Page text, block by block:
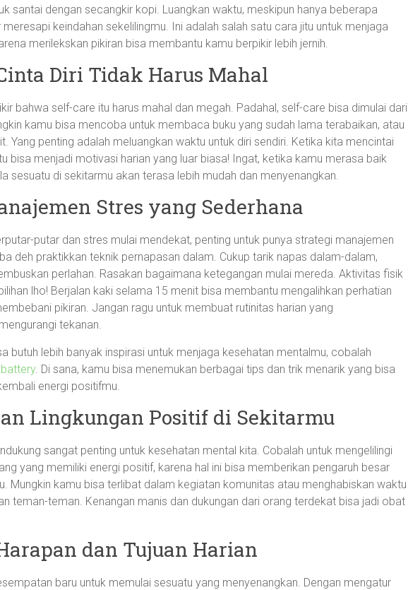
santai dengan secangkir kopi. Luangkan waktu, meskipun hanya beberapa
keindahan sekelilingmu. Ini adalah salah satu cara jitu untuk menjaga
merilekskan pikiran bisa membantu kamu berpikir lebih jernih.
Diri Tidak Harus Mahal
bahwa self-care itu harus mahal dan megah. Padahal, self-care bisa dimulai dari
kamu bisa mencoba untuk membaca buku yang sudah lama terabaikan, atau
Yang penting adalah meluangkan waktu untuk diri sendiri. Ketika kita mencintai
bisa menjadi motivasi harian yang luar biasa! Ingat, ketika kamu merasa baik
sesuatu di sekitarmu akan terasa lebih mudah dan menyenangkan.
Stres yang Sederhana
putar dan stres mulai mendekat, penting untuk punya strategi manajemen
deh praktikkan teknik pernapasan dalam. Cukup tarik napas dalam-dalam,
perlahan. Rasakan bagaimana ketegangan mulai mereda. Aktivitas fisik
lho! Berjalan kaki selama 15 menit bisa membantu mengalihkan perhatian
pikiran. Jangan ragu untuk membuat rutinitas harian yang
tekanan.
butuh lebih banyak inspirasi untuk menjaga kesehatan mentalmu, cobalah
. Di sana, kamu bisa menemukan berbagai tips dan trik menarik yang bisa
energi positifmu.
Lingkungan Positif di Sekitarmu
sangat penting untuk kesehatan mental kita. Cobalah untuk mengelilingi
yang memiliki energi positif, karena hal ini bisa memberikan pengaruh besar
Mungkin kamu bisa terlibat dalam kegiatan komunitas atau menghabiskan waktu
teman-teman. Kenangan manis dan dukungan dari orang terdekat bisa jadi obat
dan Tujuan Harian
baru untuk memulai sesuatu yang menyenangkan. Dengan mengatur